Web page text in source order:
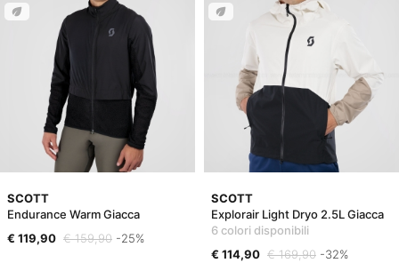
SCOTT
Endurance Warm Giacca
€ 119,90 € 159,90 -25%
SCOTT
Explorair Light Dryo 2.5L Giacca
6 colori disponibili
€ 114,90 € 169,90 -32%